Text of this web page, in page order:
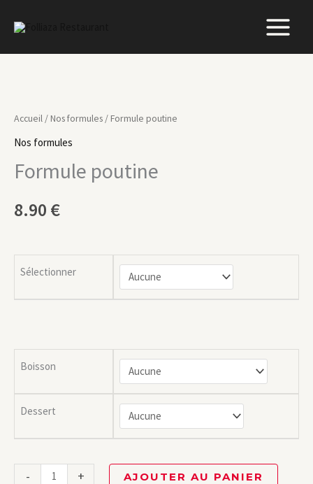
Accueil / Nos formules / Formule poutine
Nos formules
Formule poutine
8.90 €
Sélectionner
Boisson
Dessert
-
de
Formule
+ AJOUTER AU PANIER